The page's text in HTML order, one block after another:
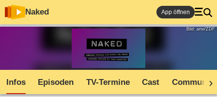
Naked App öffnen
Bild: arte/ZDF
Infos Episoden TV-Termine Cast Community